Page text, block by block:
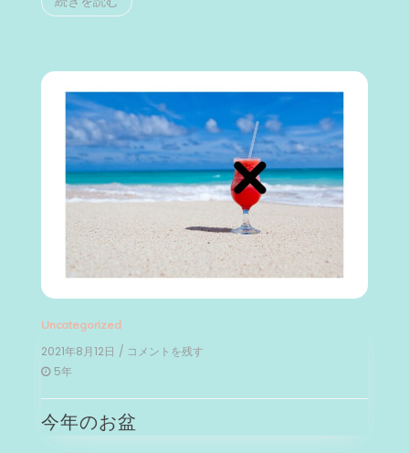
Uncategorized
2021年8月12日 / コメントを残す
の
5年
今年のお盆